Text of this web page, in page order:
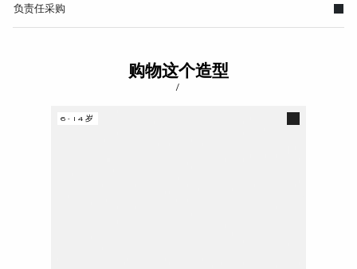
负责任采购
购物这个造型
/
6-14岁